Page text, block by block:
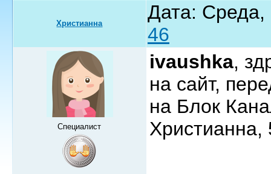
Христианна
Дата:
46
Специалист
ivaushka,
на сайт,
на Блок
Христианна,